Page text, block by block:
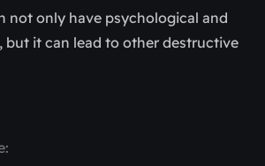
not only have psychological and
but it can lead to other destructive